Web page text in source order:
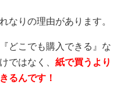
なりの理由があります。
どこでも購入できる』な
ではなく、 紙で買うより
るんです！